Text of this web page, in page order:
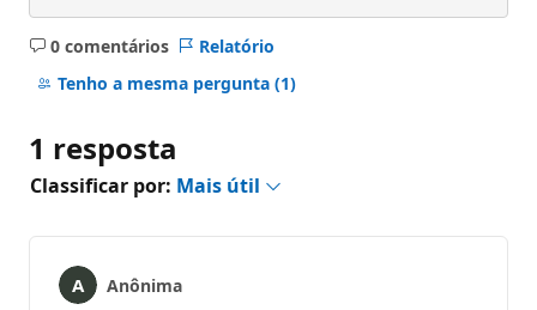
0 comentários
Sem
comentários
Relatório
Tenho a mesma pergunta (1)
1 resposta
Classificar por: Mais útil
Anônima